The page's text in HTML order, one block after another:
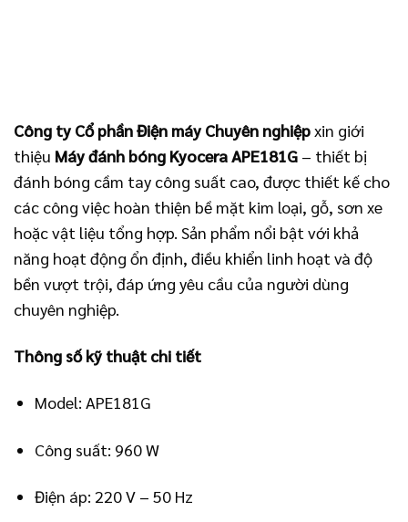
Công ty Cổ phần Điện máy Chuyên nghiệpxin giới
thiệu Máy đánh bóng Kyocera APE181G – thiết bị
đánh bóng cầm tay công suất cao, được thiết kế cho
các công việc hoàn thiện bề mặt kim loại, gỗ, sơn xe
hoặc vật liệu tổng hợp. Sản phẩm nổi bật với khả
năng hoạt động ổn định, điều khiển linh hoạt và độ
bền vượt trội, đáp ứng yêu cầu của người dùng
chuyên nghiệp.
Thông số kỹ thuật chi tiết
Model: APE181G
Công suất: 960 W
Điện áp: 220 V – 50 Hz